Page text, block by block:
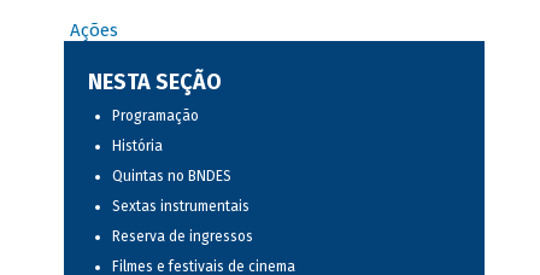
Ações
NESTA SEÇÃO
Programação
História
Quintas no BNDES
Sextas instrumentais
Reserva de ingressos
Filmes e festivais de cinema